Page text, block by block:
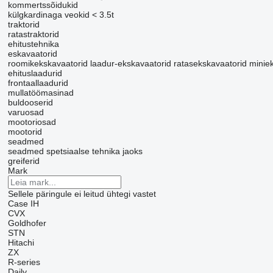
kommertssõidukid
külgkardinaga veokid < 3.5t
traktorid
ratastraktorid
ehitustehnika
eskavaatorid
roomikekskavaatorid laadur-ekskavaatorid ratasekskavaatorid
ehituslaadurid
frontaallaadurid
mullatöömasinad
buldooserid
varuosad
mootoriosad
mootorid
seadmed
seadmed spetsiaalse tehnika jaoks
greiferid
Mark
Sellele päringule ei leitud ühtegi vastet
Case IH
CVX
Goldhofer
STN
Hitachi
ZX
R-series